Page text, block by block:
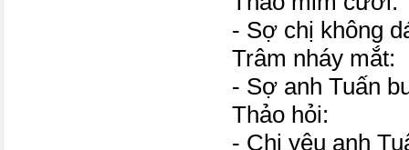
- Sợ chị không
Trâm nháy mắt:
- Sợ anh Tuấn
Thảo hỏi:
- Chị yêu anh